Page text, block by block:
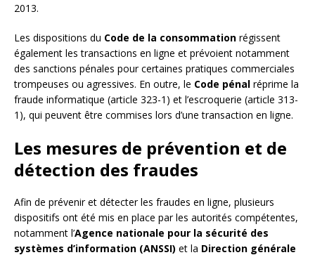
2013.
Les dispositions du Code de la consommation régissent
également les transactions en ligne et prévoient notamment
des sanctions pénales pour certaines pratiques commerciales
trompeuses ou agressives. En outre, le Code pénal réprime la
fraude informatique (article 323-1) et l’escroquerie (article 313-
1), qui peuvent être commises lors d’une transaction en ligne.
Les mesures de prévention et de
détection des fraudes
Afin de prévenir et détecter les fraudes en ligne, plusieurs
dispositifs ont été mis en place par les autorités compétentes,
notamment l’Agence nationale pour la sécurité des
systèmes d’information (ANSSI) et la Direction générale